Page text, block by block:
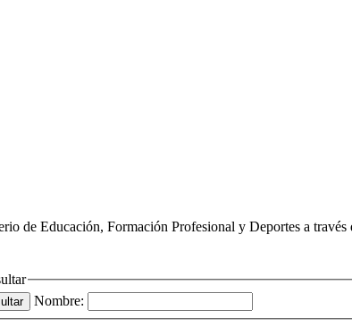
de Educación, Formación Profesional y Deportes a
Nombre: